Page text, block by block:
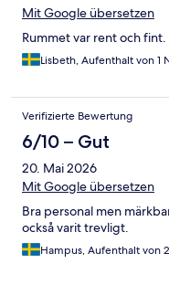
Mit Google übersetzen
Rummet var rent och
Lisbeth, Aufenthalt von 1
Verifizierte Bewertung
6/10 – Gut
20. Mai 2026
Mit Google übersetzen
Bra personal men
också varit trevligt.
Hampus, Aufenthalt von